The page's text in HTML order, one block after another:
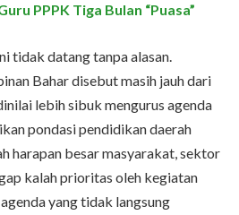
PPPK Tiga Bulan “Puasa”
tidak datang tanpa alasan.
Bahar disebut masih jauh dari
lebih sibuk mengurus agenda
pondasi pendidikan daerah
harapan besar masyarakat, sektor
kalah prioritas oleh kegiatan
yang tidak langsung